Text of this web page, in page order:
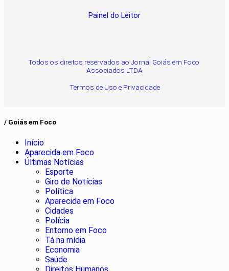
Painel do Leitor
Todos os direitos reservados ao Jornal Goiás em Foco
Associados LTDA
Termos de Uso e Privacidade
/ Goiás em Foco
Início
Aparecida em Foco
Últimas Notícias
Esporte
Giro de Notícias
Política
Aparecida em Foco
Cidades
Polícia
Entorno em Foco
Tá na mídia
Economia
Saúde
Direitos Humanos